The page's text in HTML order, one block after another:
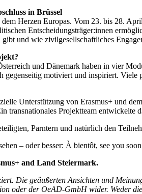
in Brüssel
Herzen Europas. Vom 23. bis 28.
Entscheidungsträger:innen
und wie zivilgesellschaftliches
und Dänemark haben in vier
gegenseitig motiviert und inspiriert.
Unterstützung von Erasmus+ und
transnationales Projektteam entwickelte
Parntern und natürlich den
– oder besser: À bientôt, see you
and Land Steiermark.
Die geäußerten Ansichten und
oder der OeAD-GmbH wider. Weder